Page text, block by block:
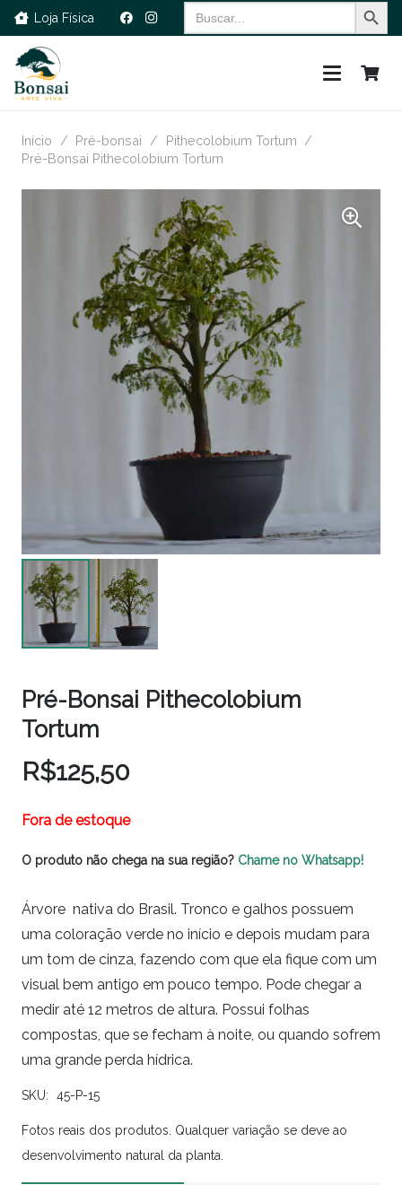
Loja Física
Search
for:
Início / Pré-bonsai / Pithecolobium Tortum /
Pré-Bonsai Pithecolobium Tortum
Pré-Bonsai Pithecolobium
Tortum
R$125,50
Fora de estoque
O produto não chega na sua região? Chame no Whatsapp!
Árvore nativa do Brasil. Tronco e galhos possuem
uma coloração verde no início e depois mudam para
um tom de cinza, fazendo com que ela fique com um
visual bem antigo em pouco tempo. Pode chegar a
medir até 12 metros de altura. Possui folhas
compostas, que se fecham à noite, ou quando sofrem
uma grande perda hídrica.
SKU: 45-P-15
Fotos reais dos produtos. Qualquer variação se deve ao
desenvolvimento natural da planta.